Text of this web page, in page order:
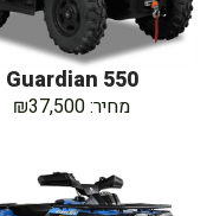
Guardian 550
מחיר: ₪37,500